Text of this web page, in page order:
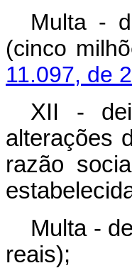
Multa -
(cinco
11.097, de
XII -
alterações
razão
Multa -
reais);